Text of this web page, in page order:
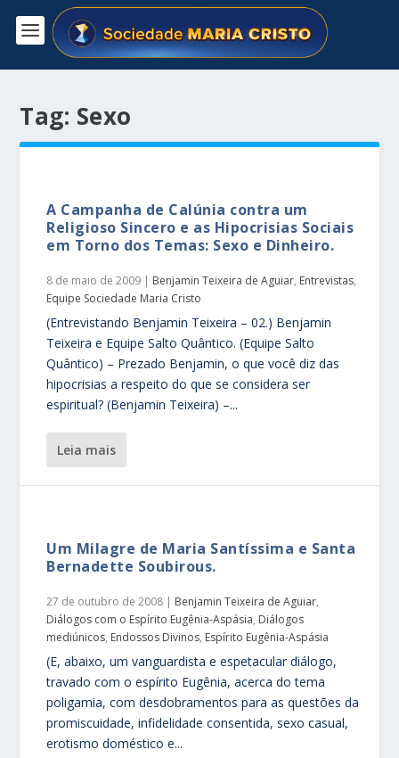
Tag: Sexo
A Campanha de Calúnia contra um
Religioso Sincero e as Hipocrisias Sociais
em Torno dos Temas: Sexo e Dinheiro.
8 de maio de 2009 | Benjamin Teixeira de Aguiar, Entrevistas,
Equipe Sociedade Maria Cristo
(Entrevistando Benjamin Teixeira – 02.) Benjamin
Teixeira e Equipe Salto Quântico. (Equipe Salto
Quântico) – Prezado Benjamin, o que você diz das
hipocrisias a respeito do que se considera ser
espiritual? (Benjamin Teixeira) –...
leia mais
Um Milagre de Maria Santíssima e Santa
Bernadette Soubirous.
27 de outubro de 2008 | Benjamin Teixeira de Aguiar,
Diálogos com o Espírito Eugênia-Aspásia, Diálogos
mediúnicos, Endossos Divinos, Espírito Eugênia-Aspásia
(E, abaixo, um vanguardista e espetacular diálogo,
travado com o espírito Eugênia, acerca do tema
poligamia, com desdobramentos para as questões da
promiscuidade, infidelidade consentida, sexo casual,
erotismo doméstico e...